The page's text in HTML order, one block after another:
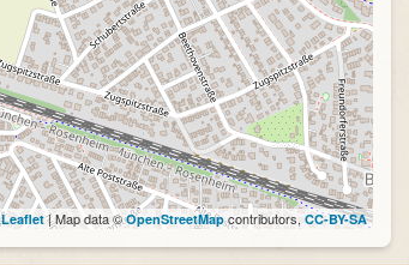
Leaflet| Map data ©OpenStreetMapcontributors, CC-BY-SA